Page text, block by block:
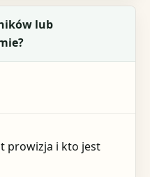
lub
prowizja i kto jest